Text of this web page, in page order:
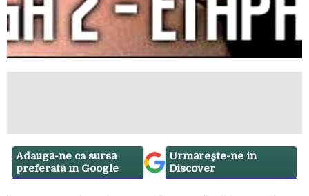
Adaugă-ne ca sursă
preferată în Google
Urmărește-ne in
Discover